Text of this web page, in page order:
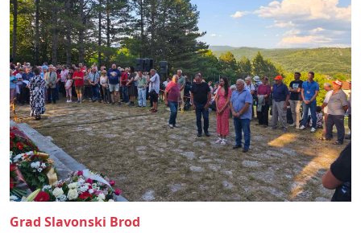
Grad Slavonski Brod